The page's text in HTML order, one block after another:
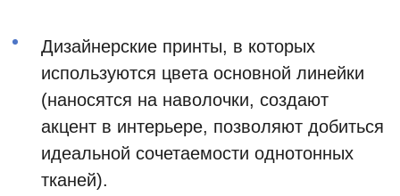
Дизайнерские принты, в которых
используются цвета основной линейки
(наносятся на наволочки, создают
акцент в интерьере, позволяют добиться
идеальной сочетаемости однотонных
тканей).